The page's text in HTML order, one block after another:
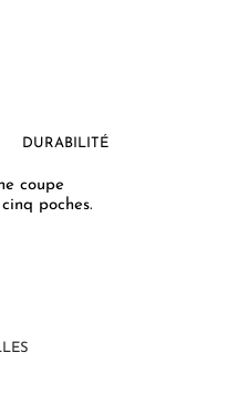
DURABILITÉ
coupe
poches.